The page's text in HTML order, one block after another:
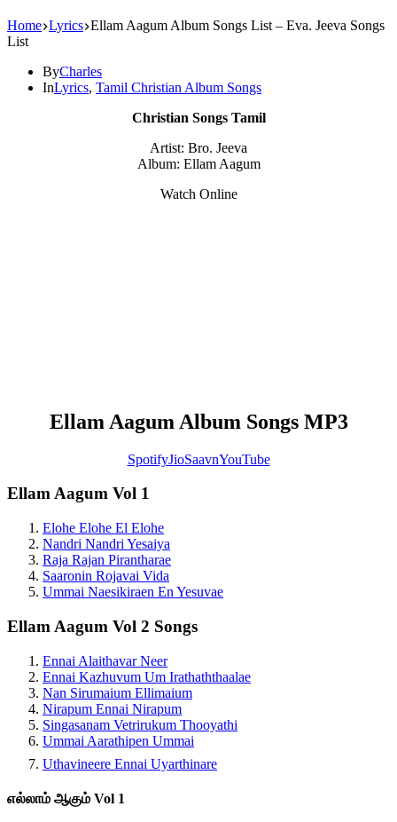
Home Lyrics Ellam Aagum Album Songs List – Eva. Jeeva Songs
List
ByCharles
InLyrics, Tamil Christian Album Songs
Christian Songs Tamil
Artist: Bro. Jeeva
Album: Ellam Aagum
Watch Online
Ellam Aagum Album Songs MP3
SpotifyJioSaavnYouTube
Ellam Aagum Vol 1
Elohe Elohe El Elohe
Nandri Nandri Yesaiya
Raja Rajan Pirantharae
Saaronin Rojavai Vida
Ummai Naesikiraen En Yesuvae
Ellam Aagum Vol 2 Songs
Ennai Alaithavar Neer
Ennai Kazhuvum Um Irathaththaalae
Nan Sirumaium Ellimaium
Nirapum Ennai Nirapum
Singasanam Vetrirukum Thooyathi
Ummai Aarathipen Ummai
Uthavineere Ennai Uyarthinare
எல்லாம் ஆகும் Vol 1